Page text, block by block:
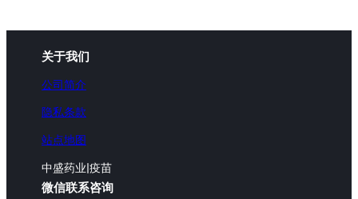
关于我们
公司简介
隐私条款
站点地图
中盛药业|疫苗
微信联系咨询